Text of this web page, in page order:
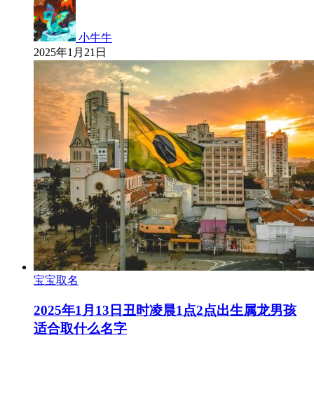
小牛牛
2025年1月21日
宝宝取名
2025年1月13日丑时凌晨1点2点出生属龙男孩
适合取什么名字